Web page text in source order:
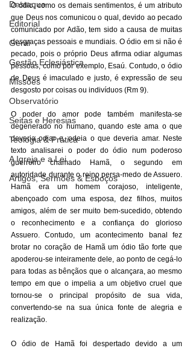
Destaque
Editorial
Geral
Gestão Eclesiástica
Missões
Observatório
Seitas e Heresias
Teologia & Prática
A Igreja e a Lei
Artigos, Sermões & Esboços
O ódio, como os demais sentimentos, é um atributo
que Deus nos comunicou o qual, devido ao pecado
comunicado por Adão, tem sido a causa de muitas
desgraças pessoais e mundiais. O ódio em si não é
pecado, pois o próprio Deus afirma odiar algumas
pessoas, como por exemplo, Esaú. Contudo, o ódio
de Deus é imaculado e justo, é expressão de seu
desgosto por coisas ou indivíduos (Rm 9).
O poder do amor pode também manifesta-se
degenerado no humano, quando este ama o que
deveria odiar e, odeia o que deveria amar. Neste
texto analisarei o poder do ódio num poderoso
guerreiro chamado Hamã, o segundo em
autoridade durante o reino persa-medo de Assuero.
Hamã era um homem corajoso, inteligente,
abençoado com uma esposa, dez filhos, muitos
amigos, além de ser muito bem-sucedido, obtendo
o reconhecimento e a confiança do glorioso
Assuero. Contudo, um acontecimento banal fez
brotar no coração de Hamã um ódio tão forte que
apoderou-se inteiramente dele, ao ponto de cegá-lo
para todas as bênçãos que o alcançara, ao mesmo
tempo em que o impelia a um objetivo cruel que
tornou-se o principal propósito de sua vida,
convertendo-se na sua única fonte de alegria e
realização.
O ódio de Hamã foi despertado devido a um